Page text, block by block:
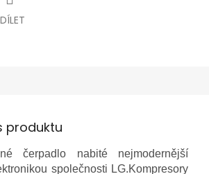
produktu
čerpadlo nabité nejmodernější
společnosti LG.Kompresory